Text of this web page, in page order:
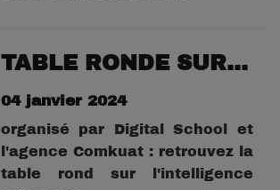
TABLE RONDE SUR L'INTELLIGENCE ARTIFICIEL
04 janvier 2024
organisé par Digital School et
l'agence Comkuat : retrouvez la
table rond sur l'intelligence